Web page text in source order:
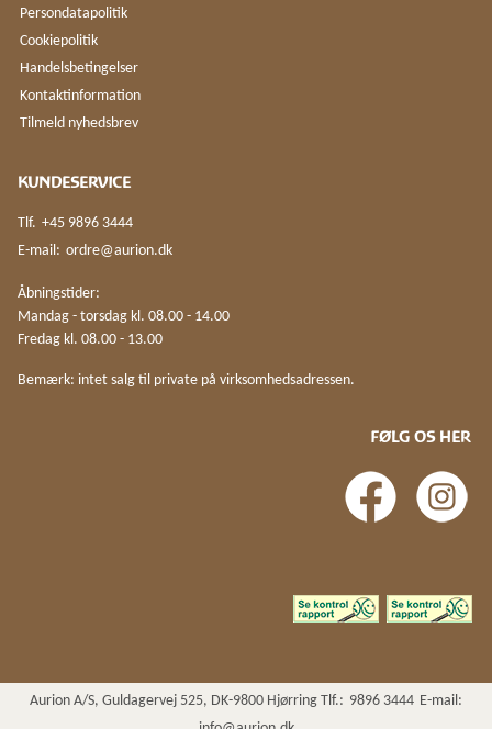
Persondatapolitik
Cookiepolitik
Handelsbetingelser
Kontaktinformation
Tilmeld nyhedsbrev
KUNDESERVICE
Tlf. +45 9896 3444
E-mail: ordre@aurion.dk
Åbningstider:
Mandag - torsdag kl. 08.00 - 14.00
Fredag kl. 08.00 - 13.00
Bemærk: intet salg til private på virksomhedsadressen.
FØLG OS HER
Aurion A/S, Guldagervej 525, DK-9800 Hjørring Tlf.: 9896 3444 E-mail: